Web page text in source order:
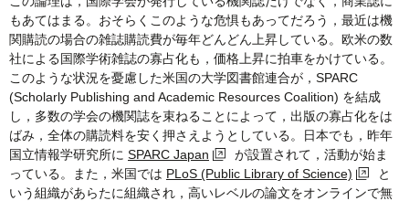
もあてはまる。おそらくこのような危惧もあってだろう，最近は機
関購読の場合の雑誌購読費が毎年どんどん上昇している。欧米の数
社による国際学術雑誌の寡占化も，価格上昇に拍車をかけている。
このような状況を憂慮した米国の大学図書館連合が，SPARC
(Scholarly Publishing and Academic Resources Coalition) を結成
し，多数の学会の機関誌を束ねることによって，出版の寡占化をは
ばみ，全体の購読料を安く押さえようとしている。日本でも，昨年
国立情報学研究所に SPARC Japan
が設置されて，活動が始ま
っている。また，米国では PLoS (Public Library of Science)
と
いう組織があらたに組織され，高いレベルの論文をオンラインで無